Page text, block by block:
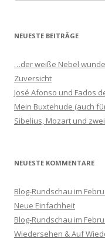
u
h
n
a
c
h
NEUESTE BEITRÄGE
…der weiße Nebel
Zuversicht
José Afonso und Fados
Mein Buxtehude (auch
Sibelius, Mozart und
NEUESTE KOMMENTARE
Blog-Rundschau im
Neue Einfachheit
Blog-Rundschau im
Wiedersehen & Auf